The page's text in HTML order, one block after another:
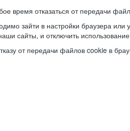
время отказаться от передачи
зайти в настройки браузера или
сайты, и отключить
от передачи файлов cookie в